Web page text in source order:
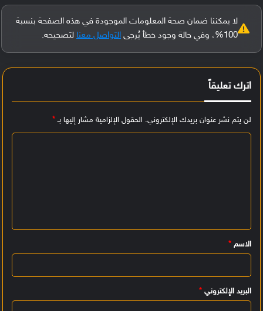
لا يمكننا ضمان صحة المعلومات الموجودة في هذه الصفحة بنسبة
100%، وفي حالة وجود خطأ يُرجى
التواصل معنا لتصحيحه.
اترك تعليقاً
لن يتم نشر عنوان بريدك الإلكتروني. الحقول الإلزامية مشار إليها بـ*
ي
ق
الاسم *
البريد الإلكتروني *